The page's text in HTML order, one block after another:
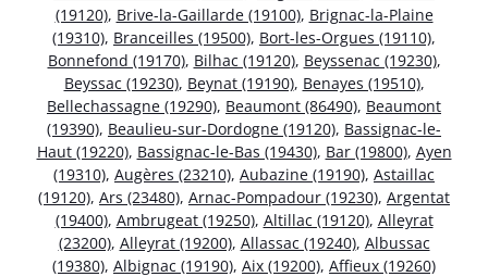
(19120), Brive-la-Gaillarde (19100), Brignac-la-Plaine
(19310), Branceilles (19500), Bort-les-Orgues (19110),
Bonnefond (19170), Bilhac (19120), Beyssenac (19230),
Beyssac (19230), Beynat (19190), Benayes (19510),
Bellechassagne (19290), Beaumont (86490), Beaumont
(19390), Beaulieu-sur-Dordogne (19120), Bassignac-le-
Haut (19220), Bassignac-le-Bas (19430), Bar (19800), Ayen
(19310), Augères (23210), Aubazine (19190), Astaillac
(19120), Ars (23480), Arnac-Pompadour (19230), Argentat
(19400), Ambrugeat (19250), Altillac (19120), Alleyrat
(23200), Alleyrat (19200), Allassac (19240), Albussac
(19380), Albignac (19190), Aix (19200), Affieux (19260)